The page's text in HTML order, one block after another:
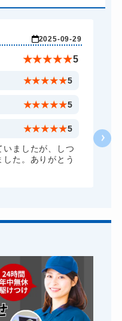
8,800円～(税込)
8,800円～(税込)
8,800円～(税込)
2025-09-29
★★★★★5
★★★★★5
★★★★★5
★★★★★5
いましたが、しつ
た。ありがとう